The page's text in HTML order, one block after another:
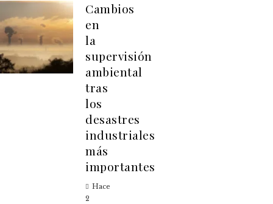
Cambios
en
la
supervisión
ambiental
tras
los
desastres
industriales
más
importantes
Hace
2